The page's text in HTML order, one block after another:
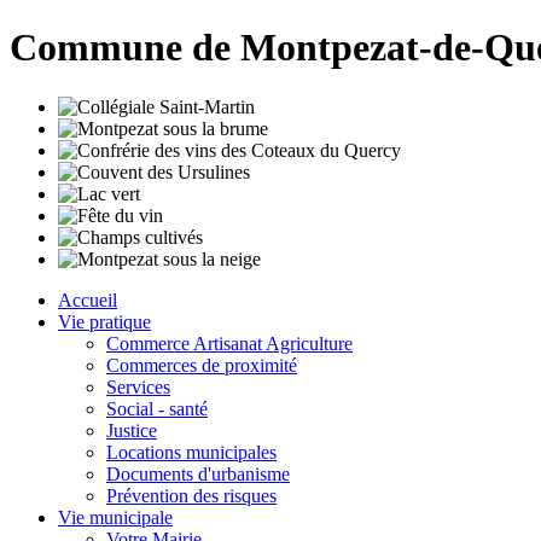
Commune de Montpezat-de-
Accueil
Vie pratique
Commerce Artisanat Agriculture
Commerces de proximité
Services
Social - santé
Justice
Locations municipales
Documents d'urbanisme
Prévention des risques
Vie municipale